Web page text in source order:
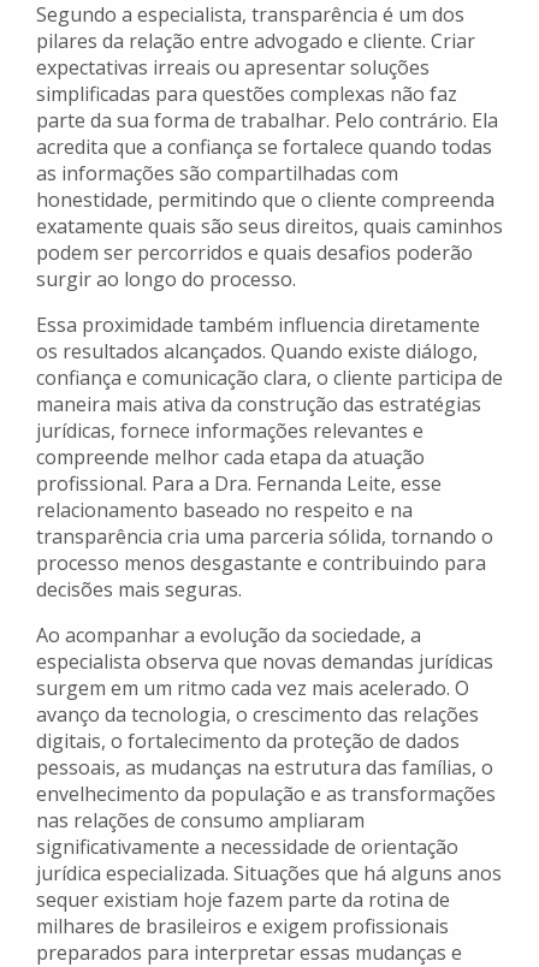
Segundo a especialista, transparência é um dos
pilares da relação entre advogado e cliente. Criar
expectativas irreais ou apresentar soluções
simplificadas para questões complexas não faz
parte da sua forma de trabalhar. Pelo contrário. Ela
acredita que a confiança se fortalece quando todas
as informações são compartilhadas com
honestidade, permitindo que o cliente compreenda
exatamente quais são seus direitos, quais caminhos
podem ser percorridos e quais desafios poderão
surgir ao longo do processo.
Essa proximidade também influencia diretamente
os resultados alcançados. Quando existe diálogo,
confiança e comunicação clara, o cliente participa de
maneira mais ativa da construção das estratégias
jurídicas, fornece informações relevantes e
compreende melhor cada etapa da atuação
profissional. Para a Dra. Fernanda Leite, esse
relacionamento baseado no respeito e na
transparência cria uma parceria sólida, tornando o
processo menos desgastante e contribuindo para
decisões mais seguras.
Ao acompanhar a evolução da sociedade, a
especialista observa que novas demandas jurídicas
surgem em um ritmo cada vez mais acelerado. O
avanço da tecnologia, o crescimento das relações
digitais, o fortalecimento da proteção de dados
pessoais, as mudanças na estrutura das famílias, o
envelhecimento da população e as transformações
nas relações de consumo ampliaram
significativamente a necessidade de orientação
jurídica especializada. Situações que há alguns anos
sequer existiam hoje fazem parte da rotina de
milhares de brasileiros e exigem profissionais
preparados para interpretar essas mudanças e